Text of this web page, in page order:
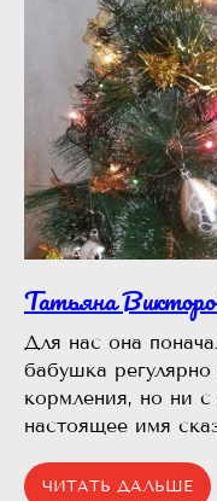
Татьяна
Для нас она
бабушка
кормления, но ни
настоящее имя
ЧИТАТЬ ДАЛЬШЕ